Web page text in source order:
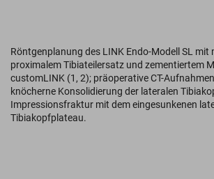
Röntgenplanung des LINK Endo-Modell SL mit
proximalem Tibiateilersatz und zementiertem
customLINK (1, 2); präoperative CT-
knöcherne Konsolidierung der lateralen
Impressionsfraktur mit dem eingesunkenen
Tibiakopfplateau.